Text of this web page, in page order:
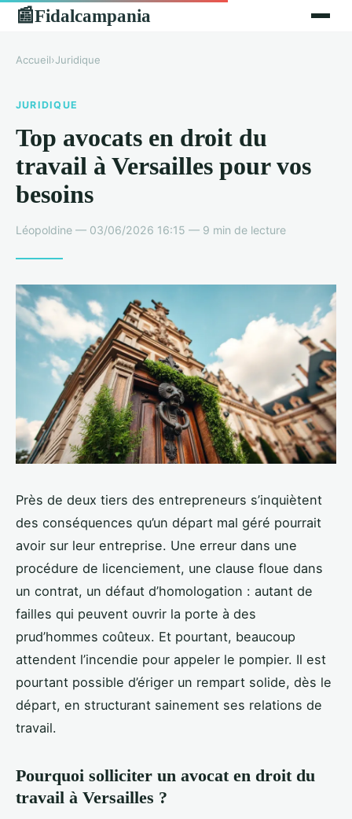
📰Fidalcampania
Accueil›Juridique
JURIDIQUE
Top avocats en droit du
travail à Versailles pour vos
besoins
Léopoldine — 03/06/2026 16:15 — 9 min de lecture
Près de deux tiers des entrepreneurs s’inquiètent
des conséquences qu’un départ mal géré pourrait
avoir sur leur entreprise. Une erreur dans une
procédure de licenciement, une clause floue dans
un contrat, un défaut d’homologation : autant de
failles qui peuvent ouvrir la porte à des
prud’hommes coûteux. Et pourtant, beaucoup
attendent l’incendie pour appeler le pompier. Il est
pourtant possible d’ériger un rempart solide, dès le
départ, en structurant sainement ses relations de
travail.
Pourquoi solliciter un avocat en droit du
travail à Versailles ?